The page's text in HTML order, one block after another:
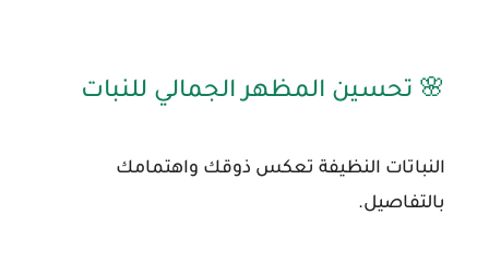
🌸 تحسين المظهر الجمالي للنبات
النباتات النظيفة تعكس ذوقك واهتمامك
بالتفاصيل.